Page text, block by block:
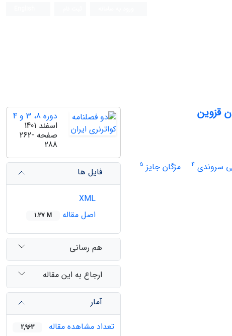
قزوین
سروندی 4 مژگان جایز 5
دوره 8، 3 و 4
اسفند 1401
صفحه 262-
288
فایل ها
اصل مقاله
1.37 M
هم رسانی
ارجاع به این مقاله
آمار
تعداد مشاهده مقاله
2,963